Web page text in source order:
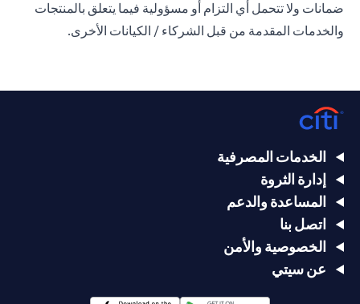
ضمانات ولا تتحمل أي التزام أو مسؤولية فيما يتعلق بالمنتجات
والخدمات المقدمة من قبل الشركاء / الكيانات الأخرى.
الخدمات المصرفية
إدارة الثروة
المساعدة والدعم
اتصل بنا
الخصوصية والأمن
عن سيتي